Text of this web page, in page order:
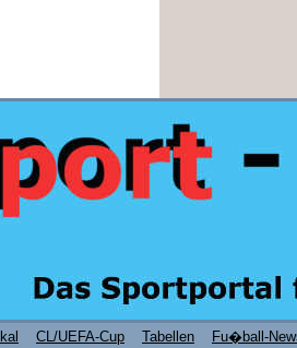
CL/UEFA-Cup Tabellen Fu�ball-